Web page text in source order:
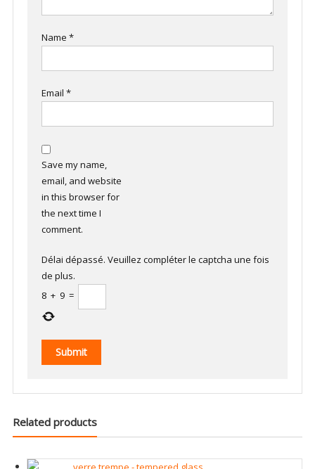
Name *
Email *
Save my name,
email, and website
in this browser for
the next time I
comment.
Délai dépassé. Veuillez compléter le captcha une fois
de plus.
8 + 9 =
Related products